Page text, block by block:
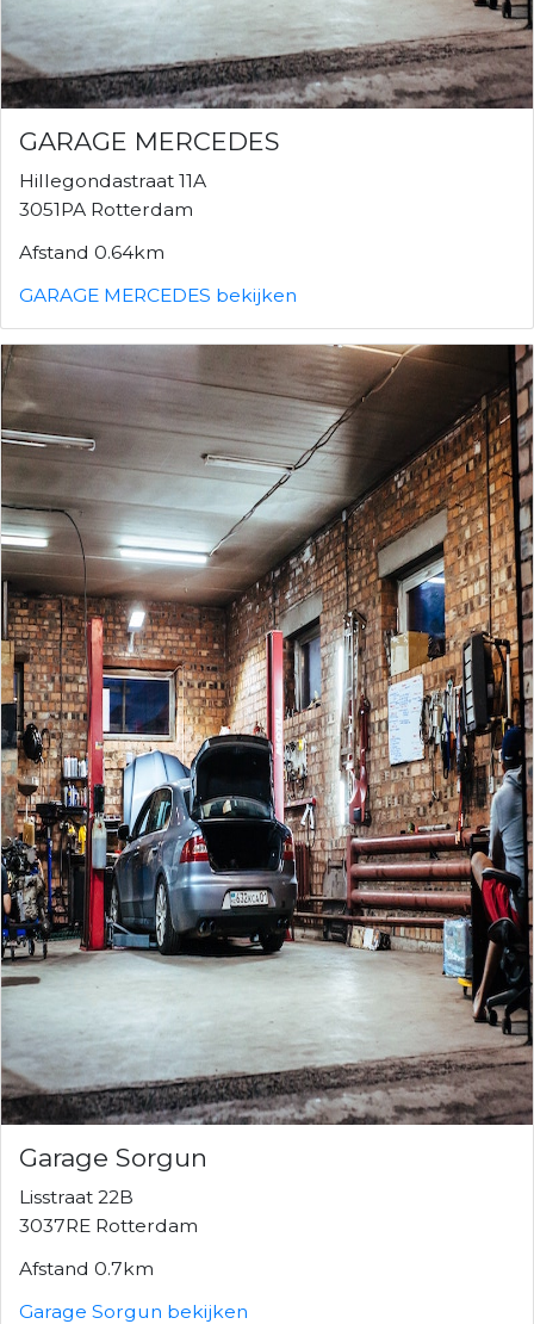
GARAGE MERCEDES
Hillegondastraat 11A
3051PA Rotterdam
Afstand 0.64km
GARAGE MERCEDES bekijken
Garage Sorgun
Lisstraat 22B
3037RE Rotterdam
Afstand 0.7km
Garage Sorgun bekijken